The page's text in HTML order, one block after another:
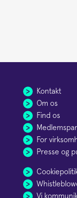
Kontakt
Om os
Find os
For
Presse og
Vi